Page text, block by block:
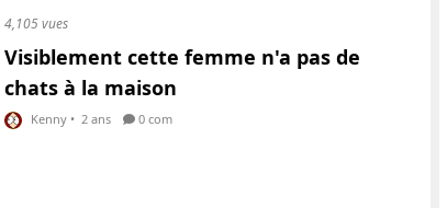
4,105 vues
Visiblement cette femme n'a pas de
chats à la maison
Kenny • 2 ans 0 com